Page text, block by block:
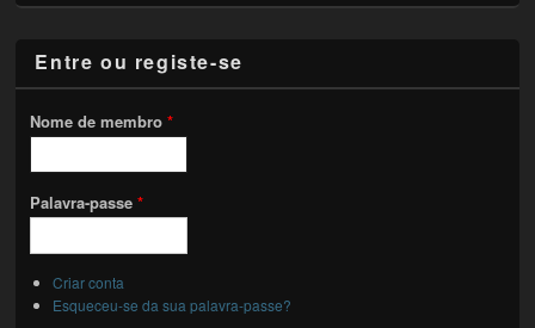
Entre ou registe-se
Nome de membro*
Palavra-passe*
Criar conta
Esqueceu-se da sua palavra-passe?